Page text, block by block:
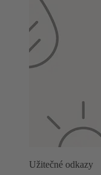
Užitečné odkazy